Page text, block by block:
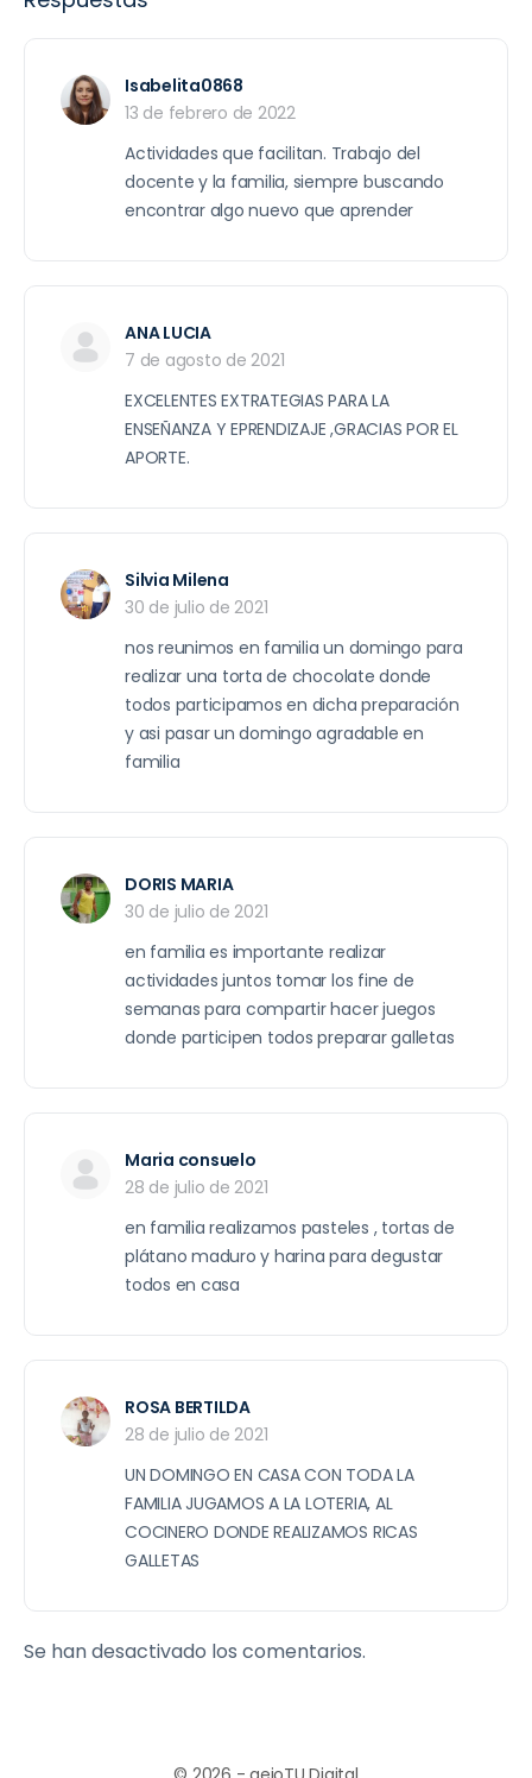
Isabelita0868
13 de febrero de 2022
Actividades que facilitan. Trabajo del
docente y la familia, siempre buscando
encontrar algo nuevo que aprender
ANA LUCIA
7 de agosto de 2021
EXCELENTES EXTRATEGIAS PARA LA
ENSEÑANZA Y EPRENDIZAJE ,GRACIAS POR EL
APORTE.
Silvia Milena
30 de julio de 2021
nos reunimos en familia un domingo para
realizar una torta de chocolate donde
todos participamos en dicha preparación
y asi pasar un domingo agradable en
familia
DORIS MARIA
30 de julio de 2021
en familia es importante realizar
actividades juntos tomar los fine de
semanas para compartir hacer juegos
donde participen todos preparar galletas
Maria consuelo
28 de julio de 2021
en familia realizamos pasteles , tortas de
plátano maduro y harina para degustar
todos en casa
ROSA BERTILDA
28 de julio de 2021
UN DOMINGO EN CASA CON TODA LA
FAMILIA JUGAMOS A LA LOTERIA, AL
COCINERO DONDE REALIZAMOS RICAS
GALLETAS
Se han desactivado los comentarios.